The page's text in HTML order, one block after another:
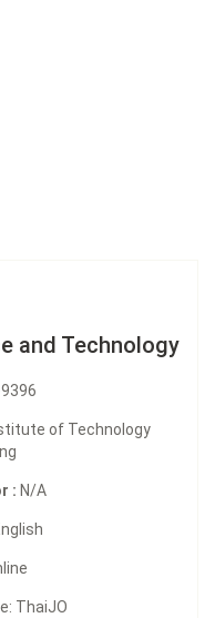
and Technology
of Technology
: N/A
ThaiJO